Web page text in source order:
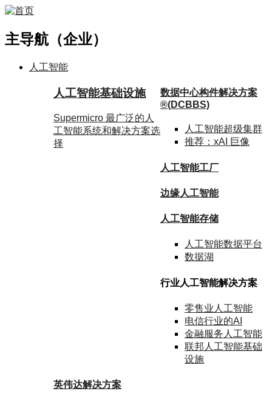
主导航（企业）
人工智能
人工智能基础设施
Supermicro 最广泛的人
工智能系统和解决方案选
择
数据中心构件解决方案
®(DCBBS)
人工智能超级集群
推荐： xAI 巨像
人工智能工厂
边缘人工智能
人工智能存储
人工智能数据平台
数据湖
行业人工智能解决方案
零售业 人工智能
电信行业的AI
金融服务 人工智能
联邦人工智能基础
设施
英伟达解决方案